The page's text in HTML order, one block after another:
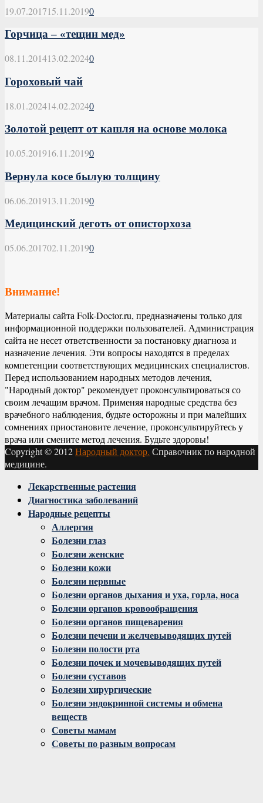
19.07.201715.11.20190
Горчица – «тещин мед»
08.11.201413.02.20240
Гороховый чай
18.01.202414.02.20240
Золотой рецепт от кашля на основе молока
10.05.201916.11.20190
Вернула косе былую толщину
06.06.201913.11.20190
Медицинский деготь от описторхоза
05.06.201702.11.20190
Внимание!
Материалы сайта Folk-Doctor.ru, предназначены только для
информационной поддержки пользователей. Администрация
сайта не несет ответственности за постановку диагноза и
назначение лечения. Эти вопросы находятся в пределах
компетенции соответствующих медицинских специалистов.
Перед использованием народных методов лечения,
"Народный доктор" рекомендует проконсультироваться со
своим лечащим врачом. Применяя народные средства без
врачебного наблюдения, будьте осторожны и при малейших
сомнениях приостановите лечение, проконсультируйтесь у
врача или смените метод лечения. Будьте здоровы!
Copyright © 2012Народный доктор. Справочник по народной
медицине.
Facebook
Twitter
Instagram
YoutubeЛекарственные растения
Диагностика заболеваний
Народные рецепты
Аллергия
Болезни глаз
Болезни женские
Болезни кожи
Болезни нервные
Болезни органов дыхания и уха, горла, носа
Болезни органов кровообращения
Болезни органов пищеварения
Болезни печени и желчевыводящих путей
Болезни полости рта
Болезни почек и мочевыводящих путей
Болезни суставов
Болезни хирургические
Болезни эндокринной системы и обмена
веществ
Советы мамам
Советы по разным вопросам